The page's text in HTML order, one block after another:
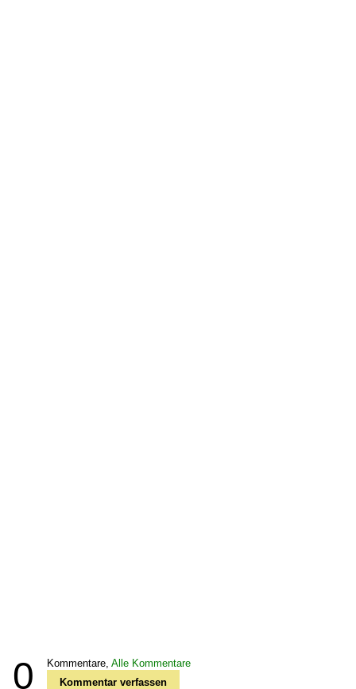
0 Kommentare, Alle Kommentare
Kommentar verfassen